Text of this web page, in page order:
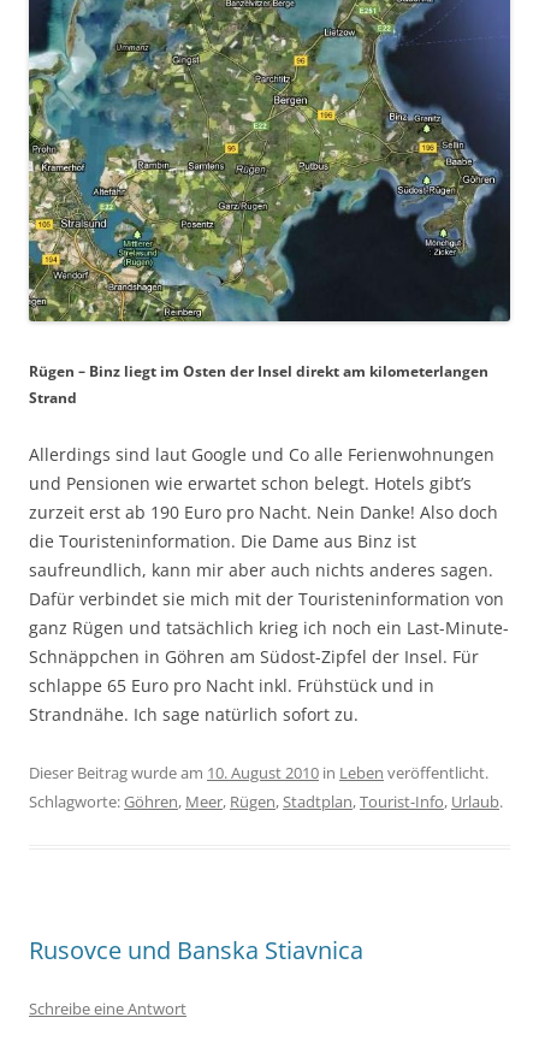
Rügen – Binz liegt im Osten der Insel direkt am kilometerlangen
Strand
Allerdings sind laut Google und Co alle Ferienwohnungen
und Pensionen wie erwartet schon belegt. Hotels gibt’s
zurzeit erst ab 190 Euro pro Nacht. Nein Danke! Also doch
die Touristeninformation. Die Dame aus Binz ist
saufreundlich, kann mir aber auch nichts anderes sagen.
Dafür verbindet sie mich mit der Touristeninformation von
ganz Rügen und tatsächlich krieg ich noch ein Last-Minute-
Schnäppchen in Göhren am Südost-Zipfel der Insel. Für
schlappe 65 Euro pro Nacht inkl. Frühstück und in
Strandnähe. Ich sage natürlich sofort zu.
Dieser Beitrag wurde am 10. August 2010 in Leben veröffentlicht.
Schlagworte:Göhren, Meer, Rügen,Stadtplan,Tourist-Info, Urlaub.
Rusovce und Banska Stiavnica
Schreibe eine Antwort